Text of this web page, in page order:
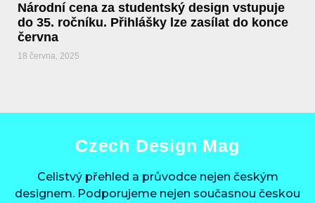
Národní cena za studentský design vstupuje
do 35. ročníku. Přihlášky lze zasílat do konce
června
18 června, 2025
Czech Design Mag
Celistvý přehled a průvodce nejen českým
designem. Podporujeme nejen současnou českou